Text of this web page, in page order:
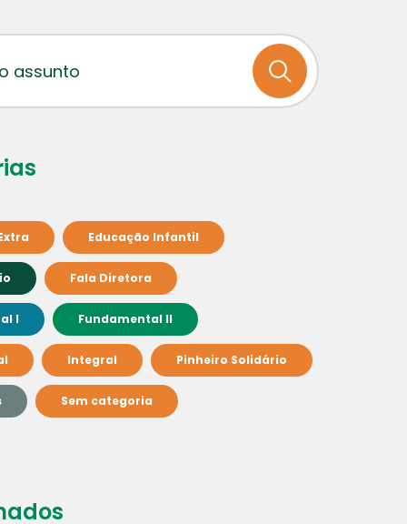
Educação Infantil
Fala Diretora
I Fundamental II
Integral Pinheiro Solidário
Sem categoria